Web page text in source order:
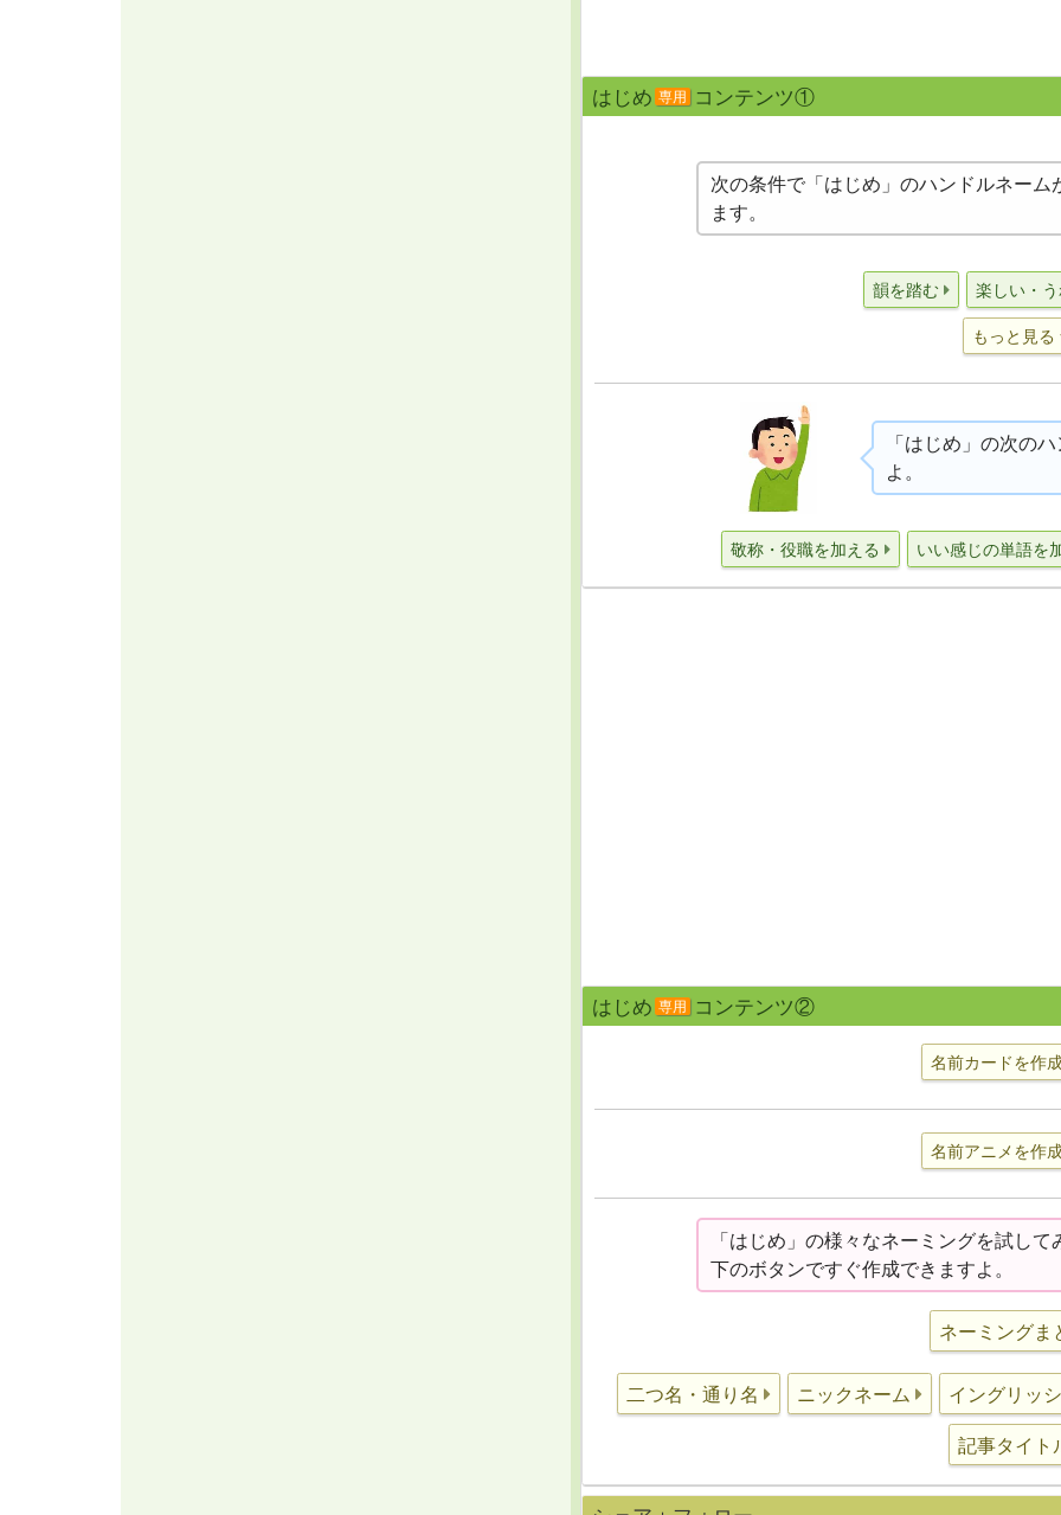
はじめ 専用 コンテンツ①
次の条件で「はじめ」のハンドルネーム
ます。
韻を踏む 楽しい・
もっと見る
「はじめ」の次の
よ。
敬称・役職を加える いい感じの単語を
はじめ 専用 コンテンツ②
名前カードを作
名前アニメを作
「はじめ」の様々なネーミングを試して
下のボタンですぐ作成できますよ。
ネーミングま
二つ名・通り名 ニックネーム イングリッ
記事タイト